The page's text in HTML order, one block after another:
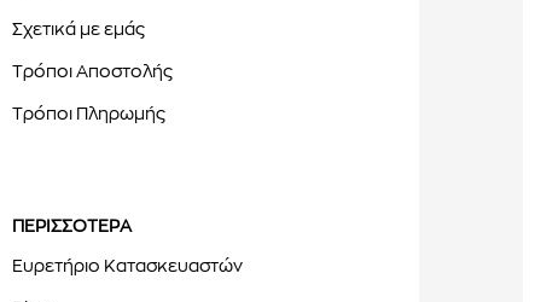
Σχετικά με εμάς
Τρόποι Αποστολής
Τρόποι Πληρωμής
ΠΕΡΙΣΣΟΤΕΡΑ
Ευρετήριο Κατασκευαστών